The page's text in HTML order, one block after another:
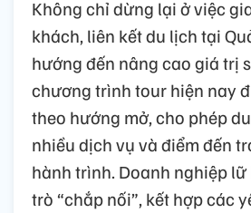
Không chỉ dừng lại ở việc
khách, liên kết du lịch tại
hướng đến nâng cao giá trị
chương trình tour hiện nay
theo hướng mở, cho phép
nhiều dịch vụ và điểm đến
hành trình. Doanh nghiệp
trò “chắp nối”, kết hợp các